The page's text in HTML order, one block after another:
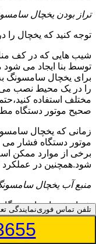
تراز بودن یخچال
توجه کنید که یخچال را
شیب هایی که در کف
توسط بنا ایجاد می شود
برای یخچال سامسونگ
را در یک محیط نصب می
مختلف استفاده
صحیح موتور دستگاه
زمانی که یخچال
موتور دستگاه فشار می
برخی از موارد ممکن
شود.همچنین در عملکرد
منبع آب یخچال
شما می توانید از
کنید
در دفترچه راهنمای
تلفن تماس فورینمایندگی